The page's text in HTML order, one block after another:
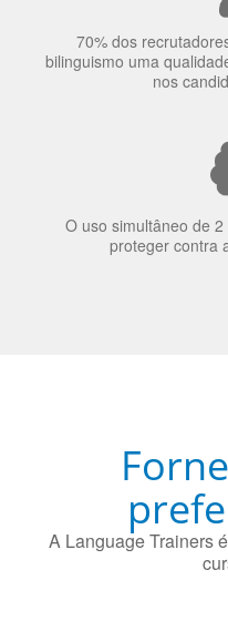
70% dos
bilinguismo uma
nos
O uso simultâneo de
proteger contra
A Language Trainers